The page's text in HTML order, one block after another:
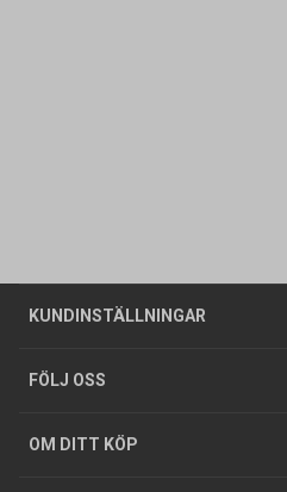
KUNDINSTÄLLNINGAR
Företagskund / Privatkund
FÖLJ OSS
OM DITT KÖP
Allmänna försäljningsvillkor
Integritetspolicy
GDPR
Butiker
Foldrar och kataloger
Köpguider
Om oss
Tjänster
Hållbarhet